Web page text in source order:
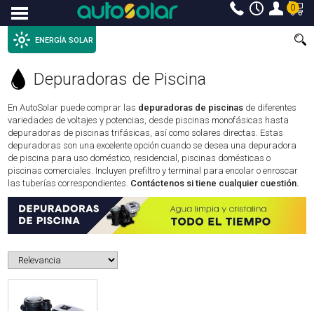
Menu 0
ENERGÍA SOLAR
Depuradoras de Piscina
En AutoSolar puede comprar las depuradoras de piscinas de diferentes
variedades de voltajes y potencias, desde piscinas monofásicas hasta
depuradoras de piscinas trifásicas, así como solares directas. Estas
depuradoras son una excelente opción cuando se desea una depuradora
de piscina para uso doméstico, residencial, piscinas domésticas o
piscinas comerciales. Incluyen prefiltro y terminal para encolar o enroscar
las tuberías correspondientes. Contáctenos si tiene cualquier cuestión.